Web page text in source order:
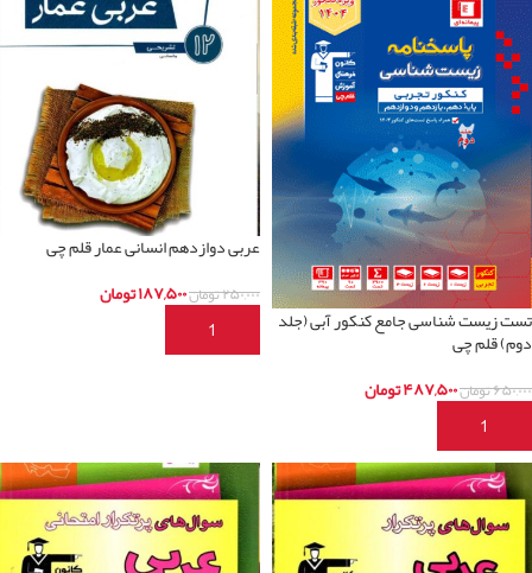
تست زیست شناسی جامع کنکور آبی (جلد
دوم) قلم چی
۶۵۰,۰۰۰تومان۴۸۷,۵۰۰تومان
افزودن به سبد خرید
عربی دوازدهم انسانی عمار قلم چی
۲۵۰,۰۰۰تومان۱۸۷,۵۰۰تومان
افزودن به سبد خرید